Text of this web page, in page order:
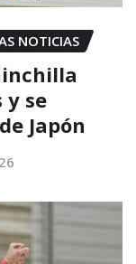
NOTICIAS
y se
Japón